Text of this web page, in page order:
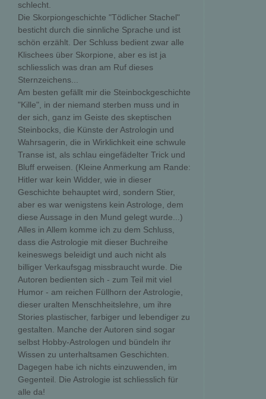
schlecht.
Die Skorpiongeschichte "Tödlicher Stachel"
besticht durch die sinnliche Sprache und ist
schön erzählt. Der Schluss bedient zwar alle
Klischees über Skorpione, aber es ist ja
schliesslich was dran am Ruf dieses
Sternzeichens...
Am besten gefällt mir die Steinbockgeschichte
"Kille", in der niemand sterben muss und in
der sich, ganz im Geiste des skeptischen
Steinbocks, die Künste der Astrologin und
Wahrsagerin, die in Wirklichkeit eine schwule
Transe ist, als schlau eingefädelter Trick und
Bluff erweisen. (Kleine Anmerkung am Rande:
Hitler war kein Widder, wie in dieser
Geschichte behauptet wird, sondern Stier,
aber es war wenigstens kein Astrologe, dem
diese Aussage in den Mund gelegt wurde...)
Alles in Allem komme ich zu dem Schluss,
dass die Astrologie mit dieser Buchreihe
keineswegs beleidigt und auch nicht als
billiger Verkaufsgag missbraucht wurde. Die
Autoren bedienten sich - zum Teil mit viel
Humor - am reichen Füllhorn der Astrologie,
dieser uralten Menschheitslehre, um ihre
Stories plastischer, farbiger und lebendiger zu
gestalten. Manche der Autoren sind sogar
selbst Hobby-Astrologen und bündeln ihr
Wissen zu unterhaltsamen Geschichten.
Dagegen habe ich nichts einzuwenden, im
Gegenteil. Die Astrologie ist schliesslich für
alle da!